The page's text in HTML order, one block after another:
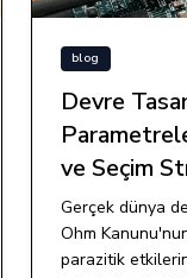
blog
Devre
ve Seçim
Gerçek dünya
Ohm
parazitik